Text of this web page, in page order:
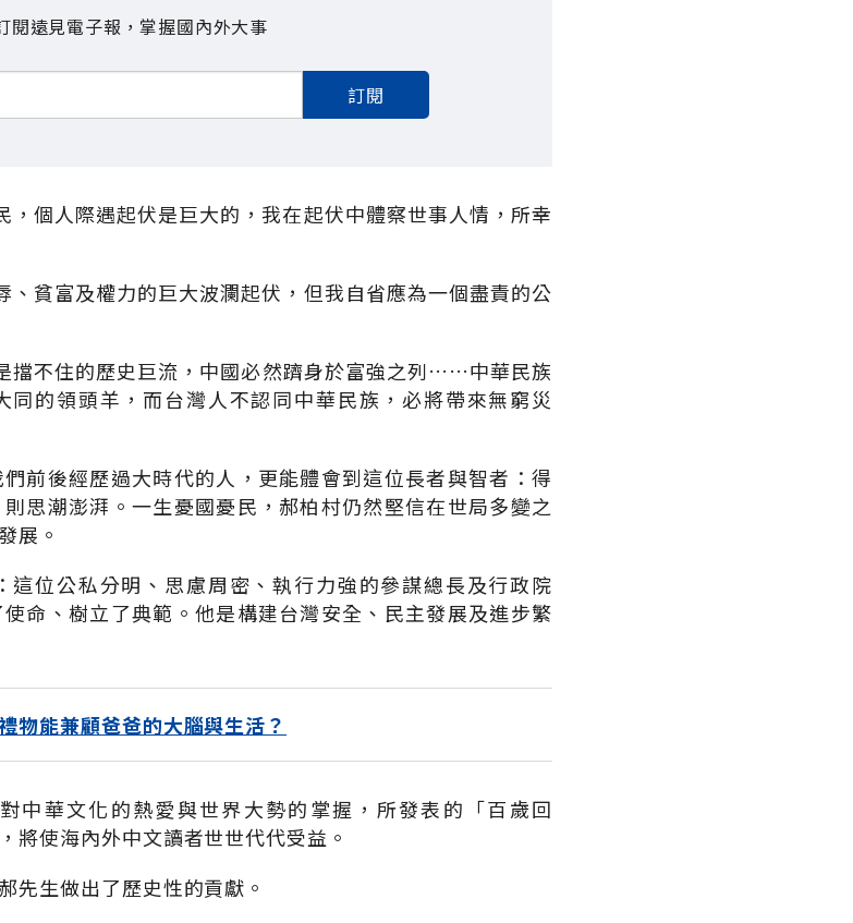
閱遠見電子報，掌握國內外大事
訂閱
，個人際遇起伏是巨大的，我在起伏中體察世事人情，所幸
、貧富及權力的巨大波瀾起伏，但我自省應為一個盡責的公
擋不住的歷史巨流，中國必然躋身於富強之列……中華民族
的領頭羊，而台灣人不認同中華民族，必將帶來無窮災
前後經歷過大時代的人，更能體會到這位長者與智者：得
思潮澎湃。一生憂國憂民，郝柏村仍然堅信在世局多變之
展。
這位公私分明、思慮周密、執行力強的參謀總長及行政院
命、樹立了典範。他是構建台灣安全、民主發展及進步繁
物能兼顧爸爸的大腦與生活？
中華文化的熱愛與世界大勢的掌握，所發表的「百歲回
將使海內外中文讀者世世代代受益。
先生做出了歷史性的貢獻。